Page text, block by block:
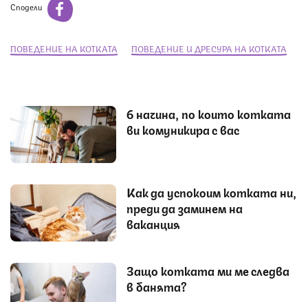
Сподели
ПОВЕДЕНИЕ НА КОТКАТА ПОВЕДЕНИЕ И ДРЕСУРА НА КОТКАТА
6 начина, по които котката
ви комуникира с вас
Как да успокоим котката ни,
преди да заминем на
ваканция
Защо котката ми ме следва
в банята?